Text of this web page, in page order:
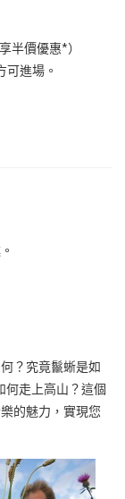
半價優惠*）
進場。
？究竟鬣蜥是如
何走上高山？這個
的魅力，實現您